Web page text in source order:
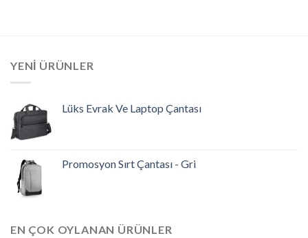
YENI ÜRÜNLER
Lüks Evrak Ve Laptop Çantası
Promosyon Sırt Çantası - Gri
EN ÇOK OYLANAN ÜRÜNLER